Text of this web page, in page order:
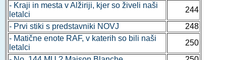
- Kraji in mesta v Alžiriji, kjer so živeli naši
letalci
244
- Prvi stiki s predstavniki NOVJ
248
- Matične enote RAF, v katerih so bili naši
letalci
250